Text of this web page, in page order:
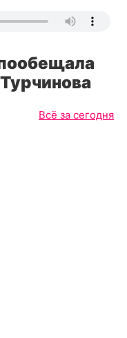
Всё за сегодня